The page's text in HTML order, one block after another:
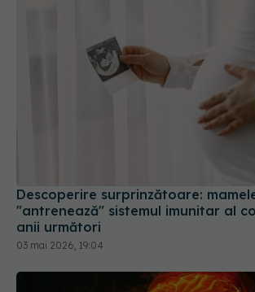
Descoperire surprinzătoare:
"antrenează" sistemul imunitar al
anii următori
03 mai 2026, 19:04